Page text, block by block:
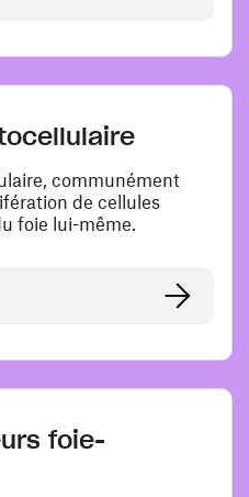
communément
de cellules
foie lui-même.
foie-